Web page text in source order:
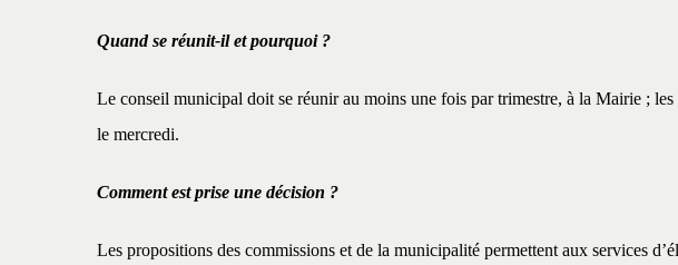
Quand se réunit-il et pourquoi ?
Le conseil municipal doit se réunir au moins une fois par trimestre, à la Mairie ;
le mercredi.
Comment est prise une décision ?
Les propositions des commissions et de la municipalité permettent aux services